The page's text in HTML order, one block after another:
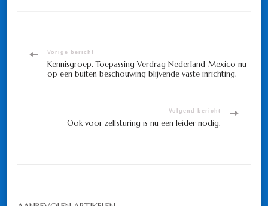
Bericht
navigatie
Vorige bericht
Kennisgroep. Toepassing Verdrag Nederland-Mexico nu
op een buiten beschouwing blijvende vaste inrichting.
Volgend bericht
Ook voor zelfsturing is nu een leider nodig.